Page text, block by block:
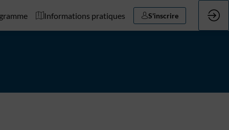
Informations pratiques S'inscrire